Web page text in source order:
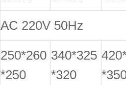
AC 220V 50Hz
250*260
*250
340*325
*320